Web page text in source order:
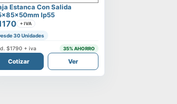
Estanca Con Salida
Ip55
+ IVA
30 Unidades
$1790 + iva 35% AHORRO
Cotizar Ver